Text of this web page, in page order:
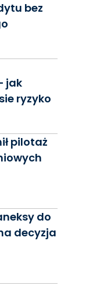
bez
jak
ryzyko
pilotaż
do
decyzja